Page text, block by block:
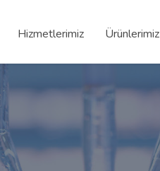
Hizmetlerimiz Ürünlerimiz